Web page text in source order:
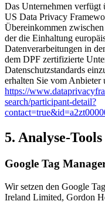
Das Unternehmen verfügt
US Data Privacy
Übereinkommen
der die Einhaltung
Datenverarbeitungen in
dem DPF zertifizierte
Datenschutzstandards
erhalten Sie vom
https://
search/participant-detail?
5. Analyse-
Google Tag
Wir setzen den Google
Ireland Limited, Gordon